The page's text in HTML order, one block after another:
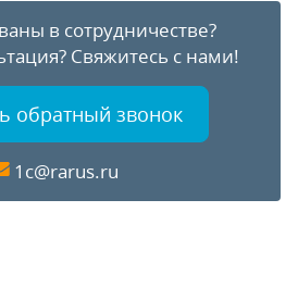
в сотрудничестве?
Свяжитесь с нами!
обратный звонок
1c@rarus.ru